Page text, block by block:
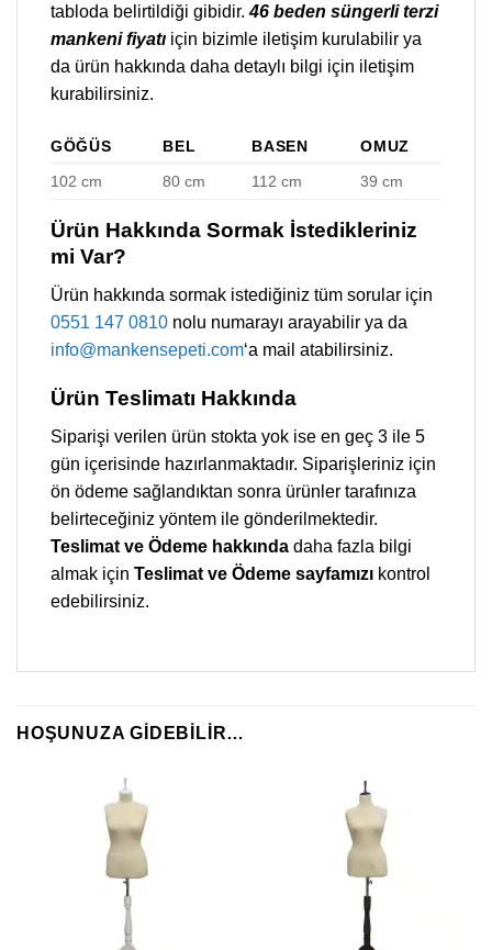
tabloda belirtildiği gibidir.46 beden süngerli terzi
mankeni fiyatı için bizimle iletişim kurulabilir ya
da ürün hakkında daha detaylı bilgi için iletişim
kurabilirsiniz.
GÖĞÜS BEL BASEN
OMUZ
102 cm
80 cm 112 cm 39 cm
Ürün Hakkında Sormak İstedikleriniz
mi Var?
Ürün hakkında sormak istediğiniz tüm sorular için
0551 147 0810 nolu numarayı arayabilir ya da
info@mankensepeti.com‘a mail atabilirsiniz.
Ürün Teslimatı Hakkında
Siparişi verilen ürün stokta yok ise en geç 3 ile 5
gün içerisinde hazırlanmaktadır. Siparişleriniz için
ön ödeme sağlandıktan sonra ürünler tarafınıza
belirteceğiniz yöntem ile gönderilmektedir.
Teslimat ve Ödeme hakkında daha fazla bilgi
almak için Teslimat ve Ödeme sayfamızı kontrol
edebilirsiniz.
HOŞUNUZA GIDEBILIR…